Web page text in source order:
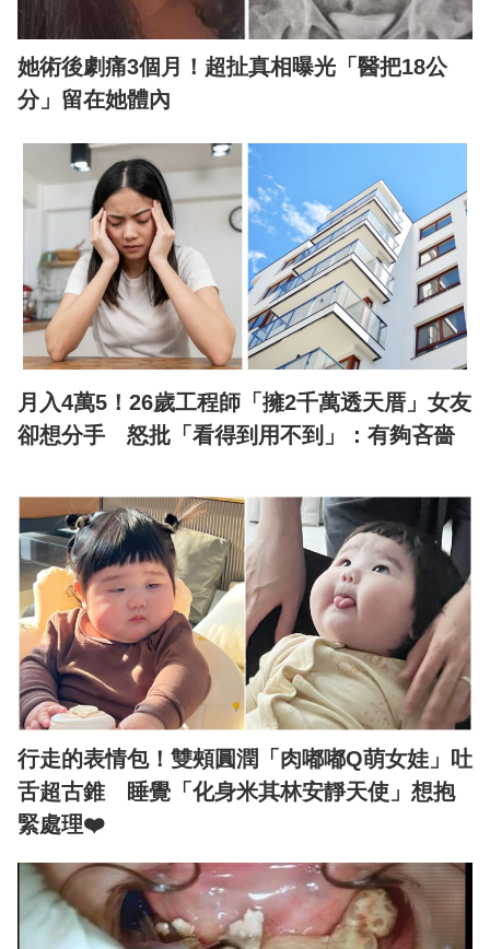
她術後劇痛3個月！超扯真相曝光「醫把18公
分」留在她體內
月入4萬5！26歲工程師「擁2千萬透天厝」女友
卻想分手 怒批「看得到用不到」：有夠吝嗇
行走的表情包！雙頰圓潤「肉嘟嘟Q萌女娃」吐
舌超古錐 睡覺「化身米其林安靜天使」想抱
緊處理❤️